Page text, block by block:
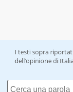
I testi sopra
dell’opinione di